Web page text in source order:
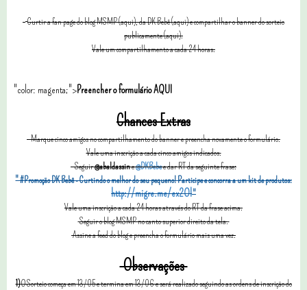
Curtir a fan page do blog MSMP (aqui), da DK Bebê (aqui) e compartilhar o banner do sorteio
publicamente (aqui).
Vale um compartilhamento a cada 24 horas.
"color: magenta;">Preencher o formulárioAQUI
Chances Extras
Marque cinco amigos no compartilhamento do banner e preencha novamente o formulário.
Vale uma inscrição a cada cinco amigos indicados.
Seguir@abaldassine@DKBebee dar RT da seguinte frase:
" #Promoção DK Bebê - Curtindo o melhor do seu pequeno! Participe e concorra a um kit de produtos:
http://migre.me/ex2Ol"
Vale uma inscrição a cada 24 horas através do RT da frase acima.
Seguir o blog MSMP no canto superior direito da tela.
Assine a feed do blog e preencha o formulário mais uma vez.
Observações
1)O Sorteio começa em 13/05 e termina em 13/06 e será realizado seguindo as ordens de inscrição do